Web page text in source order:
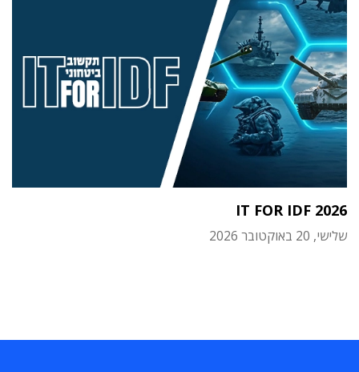
IT FOR IDF 2026
שלישי, 20 באוקטובר 2026